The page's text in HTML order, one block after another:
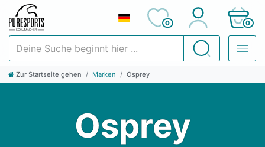
Suchen
0 0
Zur Startseite gehen Marken Osprey
Osprey